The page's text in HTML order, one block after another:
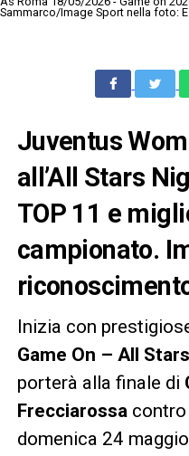
Sammarco/Image Sport nella foto:
Juventus
all’All Stars
TOP 11 e
campionato.
Inizia con
Game On – All Stars
porterà alla finale di
Frecciarossacontro
domenica 24